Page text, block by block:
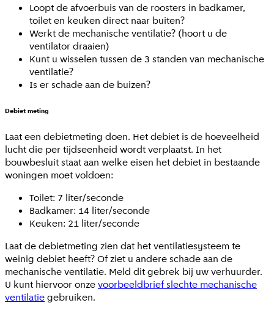
Loopt de afvoerbuis van de roosters in badkamer,
toilet en keuken direct naar buiten?
Werkt de mechanische ventilatie? (hoort u de
ventilator draaien)
Kunt u wisselen tussen de 3 standen van mechanische
ventilatie?
Is er schade aan de buizen?
Debiet meting
Laat een debietmeting doen. Het debiet is de hoeveelheid
lucht die per tijdseenheid wordt verplaatst. In het
bouwbesluit staat aan welke eisen het debiet in bestaande
woningen moet voldoen:
Toilet: 7 liter/seconde
Badkamer: 14 liter/seconde
Keuken: 21 liter/seconde
Laat de debietmeting zien dat het ventilatiesysteem te
weinig debiet heeft? Of ziet u andere schade aan de
mechanische ventilatie. Meld dit gebrek bij uw verhuurder.
U kunt hiervoor onzevoorbeeldbrief slechte mechanische
ventilatiegebruiken.